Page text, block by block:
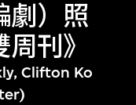
劇）照
刊》
Clifton Ko